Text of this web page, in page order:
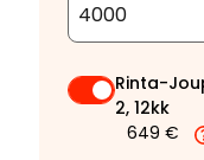
Rinta-
2, 12kk
649 €